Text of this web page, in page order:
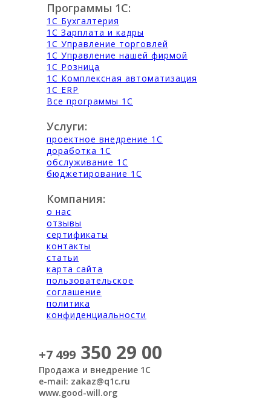
Программы 1С:
1С Бухгалтерия
1С Зарплата и кадры
1С Управление торговлей
1С Управление нашей фирмой
1С Розница
1С Комплексная автоматизация
1С ERP
Все программы 1С
Услуги:
проектное внедрение 1С
доработка 1С
обслуживание 1С
бюджетирование 1С
Компания:
о нас
отзывы
сертификаты
контакты
статьи
карта сайта
пользовательское
соглашение
политика
конфиденциальности
+7 499 350 29 00
Продажа и внедрение 1С
e-mail: zakaz@q1c.ru
www.good-will.org